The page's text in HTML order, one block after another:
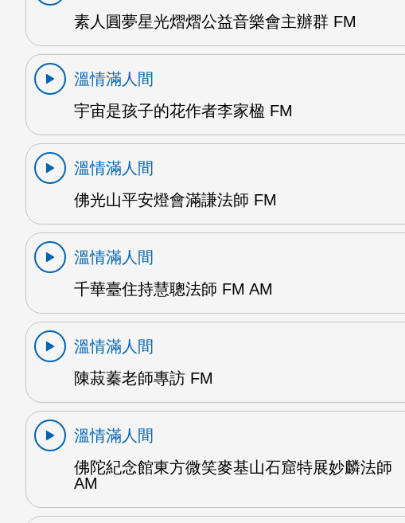
素人圓夢星光熠熠公益音樂會主辦群 FM
溫情滿人間
宇宙是孩子的花作者李家楹 FM
溫情滿人間
佛光山平安燈會滿謙法師 FM
溫情滿人間
千華臺住持慧聰法師 FM AM
溫情滿人間
陳菽蓁老師專訪 FM
溫情滿人間
佛陀紀念館東方微笑麥基山石窟特展妙麟法師
AM